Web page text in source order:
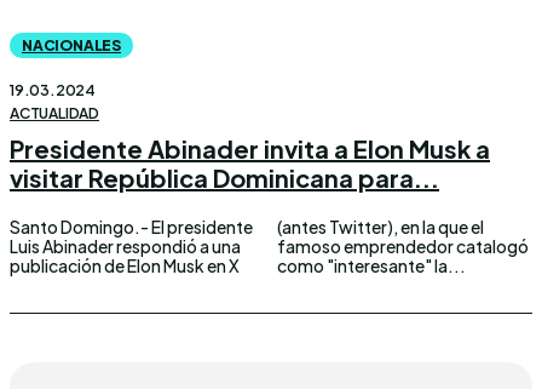
NACIONALES
19.03.2024
ACTUALIDAD
Presidente Abinader invita a Elon Musk a
visitar República Dominicana para...
Santo Domingo.- El presidente
Luis Abinader respondió a una
publicación de Elon Musk en X
(antes Twitter), en la que el
famoso emprendedor catalogó
como "interesante" la...